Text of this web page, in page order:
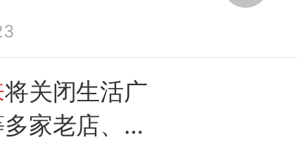
将关闭生活广
家老店、 小